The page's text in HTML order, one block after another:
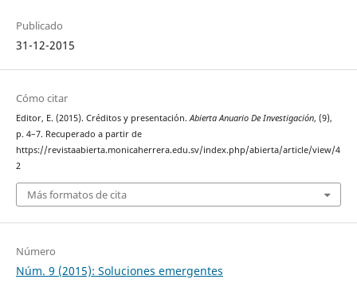
Publicado
31-12-2015
Cómo citar
Editor, E. (2015). Créditos y presentación.Abierta Anuario De Investigación, (9),
p. 4–7. Recuperado a partir de
https://revistaabierta.monicaherrera.edu.sv/index.php/abierta/article/view/4
2
Más formatos de cita
Número
Núm. 9 (2015): Soluciones emergentes